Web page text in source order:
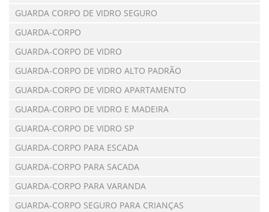
GUARDA CORPO DE VIDRO SEGURO
GUARDA-CORPO
GUARDA-CORPO DE VIDRO
GUARDA-CORPO DE VIDRO ALTO PADRÃO
GUARDA-CORPO DE VIDRO APARTAMENTO
GUARDA-CORPO DE VIDRO E MADEIRA
GUARDA-CORPO DE VIDRO SP
GUARDA-CORPO PARA ESCADA
GUARDA-CORPO PARA SACADA
GUARDA-CORPO PARA VARANDA
GUARDA-CORPO SEGURO PARA CRIANÇAS